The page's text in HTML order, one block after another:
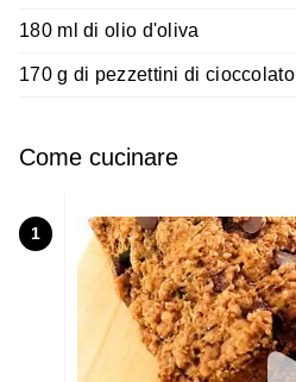
180 ml di olio d'oliva
170 g di pezzettini di cioccolato
Come cucinare
1